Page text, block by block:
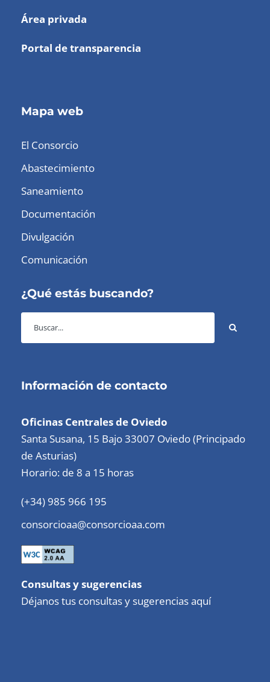
Área privada
Portal de transparencia
Mapa web
El Consorcio
Abastecimiento
Saneamiento
Documentación
Divulgación
Comunicación
¿Qué estás buscando?
Información de contacto
Oficinas Centrales de Oviedo
Santa Susana, 15 Bajo 33007 Oviedo (Principado
de Asturias)
Horario: de 8 a 15 horas
(+34) 985 966 195
consorcioaa@consorcioaa.com
Consultas y sugerencias
Déjanos tus consultas y sugerencias aquí